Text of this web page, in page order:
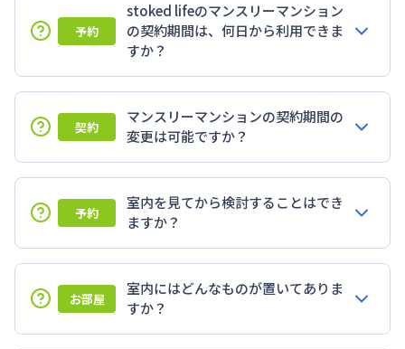
予約
stoked lifeのマンスリーマンション
の契約期間は、何日から利用できま
すか？
契約
マンスリーマンションの契約期間の
変更は可能ですか？
予約
室内を見てから検討することはでき
ますか？
お部屋
室内にはどんなものが置いてありま
すか？